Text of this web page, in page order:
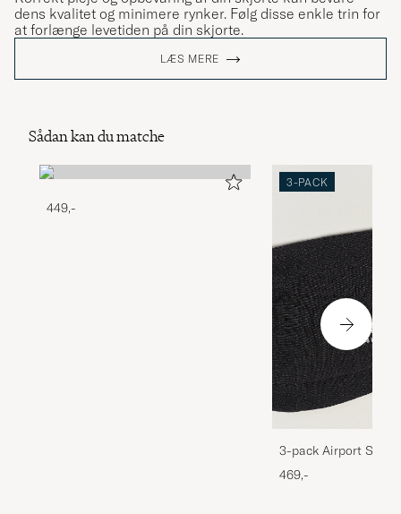
dens kvalitet og minimere rynker. Følg disse enkle trin for
at forlænge levetiden på din skjorte.
LÆS MERE
Sådan kan du matche
449,-
3-PACK
3-pack Airport
Melange
469,-